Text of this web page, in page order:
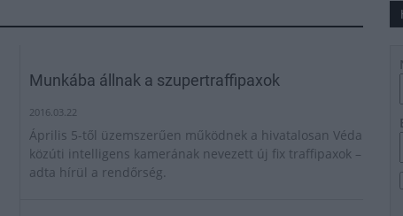
Munkába állnak a szupertraffipaxok
2016.03.22
Április 5-től üzemszerűen működnek a hivatalosan Véda
közúti intelligens kamerának nevezett új fix traffipaxok –
adta hírül a rendőrség.